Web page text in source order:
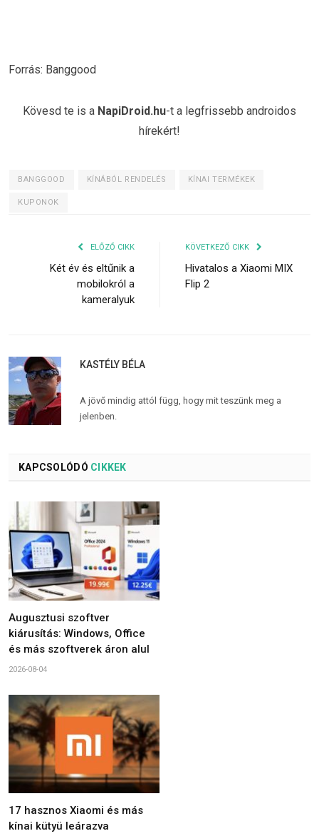
Forrás: Banggood
Kövesd te is a NapiDroid.hu-t a legfrissebb androidos
hírekért!
BANGGOOD KÍNÁBÓL RENDELÉS KÍNAI TERMÉKEK
KUPONOK
ELŐZŐ CIKK
Két év és eltűnik a
mobilokról a
kameralyuk
KÖVETKEZŐ CIKK
Hivatalos a Xiaomi MIX
Flip 2
KASTÉLY BÉLA
A jövő mindig attól függ, hogy mit teszünk meg a
jelenben.
KAPCSOLÓDÓ CIKKEK
Augusztusi szoftver
kiárusítás: Windows, Office
és más szoftverek áron alul
2026-08-04
17 hasznos Xiaomi és más
kínai kütyü leárazva